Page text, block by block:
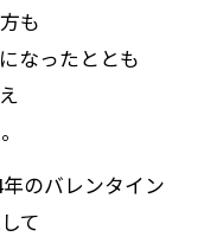
も
なったととも
のバレンタイン
て